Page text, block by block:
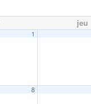
jeu
1
8